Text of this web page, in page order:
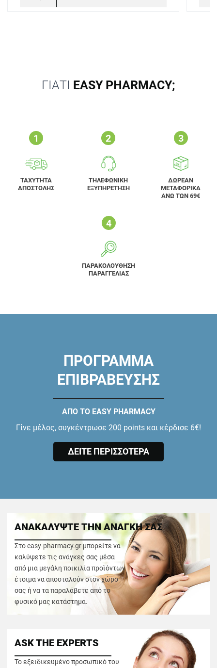
ΓΙΑΤΙ EASY PHARMACY;
ΤΑΧΥΤΗΤΑ
ΑΠΟΣΤΟΛΗΣ
ΤΗΛΕΦΩΝΙΚΗ
ΕΞΥΠΗΡΕΤΗΣΗ
ΔΩΡΕΑΝ
ΜΕΤΑΦΟΡΙΚΑ
ΑΝΩ ΤΩΝ 69€
ΠΑΡΑΚΟΛΟΥΘΗΣΗ
ΠΑΡΑΓΓΕΛΙΑΣ
ΠΡΟΓΡΑΜΜΑ
ΕΠΙΒΡΑΒΕΥΣΗΣ
ΑΠΟ ΤΟ EASY PHARMACY
Γίνε μέλος, συγκέντρωσε 200 points και κέρδισε 6€!
ΔΕΙΤΕ ΠΕΡΙΣΣΟΤΕΡΑ
ΑΝΑΚΑΛΥΨΤΕ ΤΗΝ ΑΝΑΓΚΗ ΣΑΣ
Στο easy-pharmacy.gr μπορείτε να
καλύψετε τις ανάγκες σας μέσα
από μια μεγάλη ποικιλία προϊόντων
έτοιμα να αποσταλούν στον χώρο
σας ή να τα παραλάβετε από το
φυσικό μας κατάστημα.
ASK THE EXPERTS
Το εξειδικευμένο προσωπικό του